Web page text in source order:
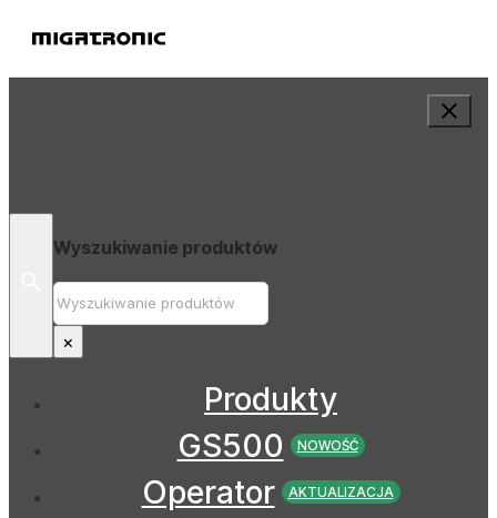
Wyszukiwanie produktów
Wyszukiwanie
×
Produkty
GS500
NOWOŚĆ
Operator AKTUALIZACJA